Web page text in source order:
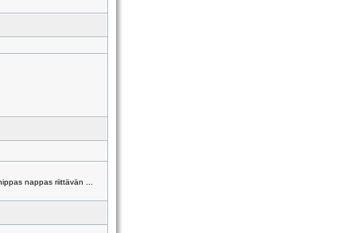
nappas riittävän ...